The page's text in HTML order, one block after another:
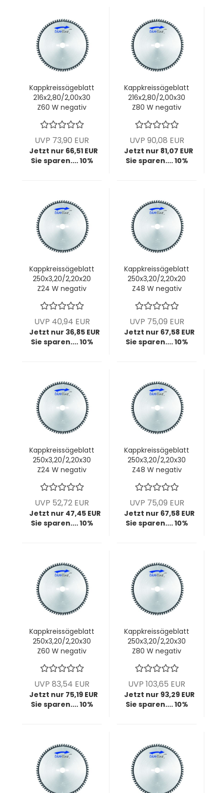
Kappkreissägeblatt
216x2,80/2,00x30
Z60 W negativ
Maschine)
UVP 73,90 EUR
Jetzt nur 66,51 EUR
Sie sparen.... 10%
Kappkreissägeblatt
216x2,80/2,00x30
Z80 W negativ
UVP 90,08 EUR
Jetzt nur 81,07 EUR
Sie sparen.... 10%
Kappkreissägeblatt
250x3,20/2,20x20
Z24 W negativ
UVP 40,94 EUR
Jetzt nur 36,85 EUR
Sie sparen.... 10%
Kappkreissägeblatt
250x3,20/2,20x20
Z48 W negativ
UVP 75,09 EUR
Jetzt nur 67,58 EUR
Sie sparen.... 10%
Kappkreissägeblatt
250x3,20/2,20x30
Z24 W negativ
UVP 52,72 EUR
Jetzt nur 47,45 EUR
Sie sparen.... 10%
Kappkreissägeblatt
250x3,20/2,20x30
Z48 W negativ
UVP 75,09 EUR
Jetzt nur 67,58 EUR
Sie sparen.... 10%
Kappkreissägeblatt
250x3,20/2,20x30
Z60 W negativ
UVP 83,54 EUR
Jetzt nur 75,19 EUR
Sie sparen.... 10%
Kappkreissägeblatt
250x3,20/2,20x30
Z80 W negativ
UVP 103,65 EUR
Jetzt nur 93,29 EUR
Sie sparen.... 10%